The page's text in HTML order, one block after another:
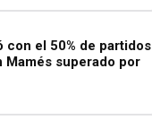
con el 50% de partidos
Mamés superado por